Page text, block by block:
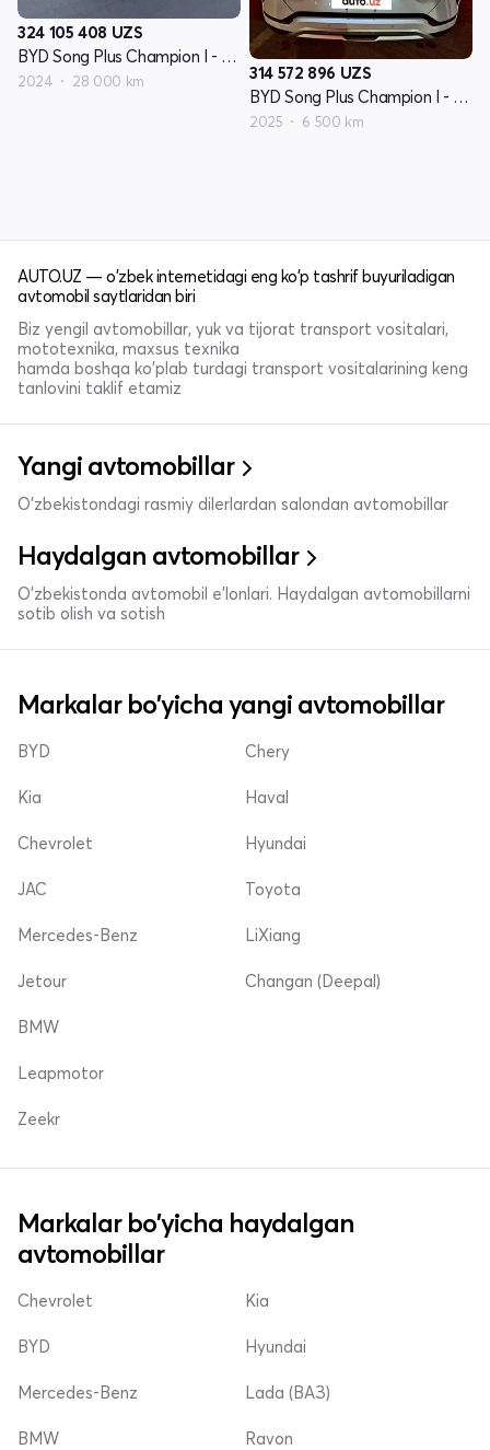
324 105 408 UZS
BYD Song Plus Champion I - avlod
2024 28 000 km 314 572 896 UZS
BYD Song Plus Champion I - avlod
2025 6 500 km
AUTO.UZ — o'zbek internetidagi eng ko'p tashrif buyuriladigan
avtomobil saytlaridan biri
Biz yengil avtomobillar, yuk va tijorat transport vositalari,
mototexnika, maxsus texnika
hamda boshqa ko'plab turdagi transport vositalarining keng
tanlovini taklif etamiz
Yangi avtomobillar
O'zbekistondagi rasmiy dilerlardan salondan avtomobillar
Haydalgan avtomobillar
O'zbekistonda avtomobil e’lonlari. Haydalgan avtomobillarni
sotib olish va sotish
Markalar bo'yicha yangi avtomobillar
BYD
Kia
Chevrolet
Chery
Haval
Hyundai
JAC
Mercedes-Benz
Jetour
Toyota
LiXiang
Changan (Deepal)
BMW
Leapmotor
Zeekr
Markalar bo'yicha haydalgan
avtomobillar
Chevrolet
BYD
Mercedes-Benz
Kia
Hyundai
Lada (ВАЗ)
BMW Ravon